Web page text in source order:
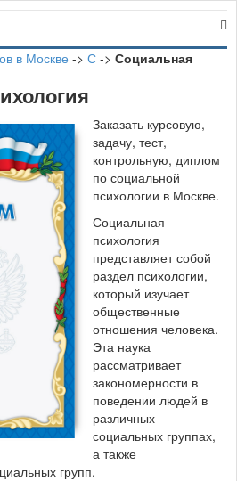
в Москве -> С -> Социальная
Заказать курсовую,
задачу, тест,
контрольную, диплом
по социальной
психологии в Москве.
Социальная
психология
представляет собой
раздел психологии,
который изучает
общественные
отношения человека.
Эта наука
рассматривает
закономерности в
поведении людей в
различных
социальных группах,
а также
групп.